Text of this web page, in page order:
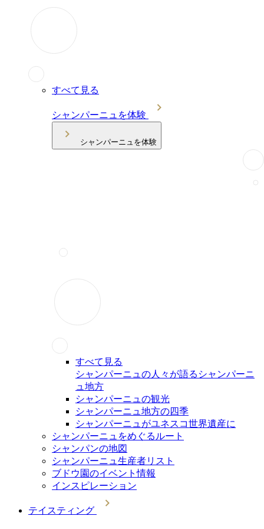
すべて見る
シャンパーニュを体験
シャンパーニュを体験
すべて見る
シャンパーニュの人々が語るシャンパーニ
ュ地方
シャンパーニュの観光
シャンパーニュ地方の四季
シャンパーニュがユネスコ世界遺産に
シャンパーニュをめぐるルート
シャンパンの地図
シャンパーニュ生産者リスト
ブドウ園のイベント情報
インスピレーション
テイスティング